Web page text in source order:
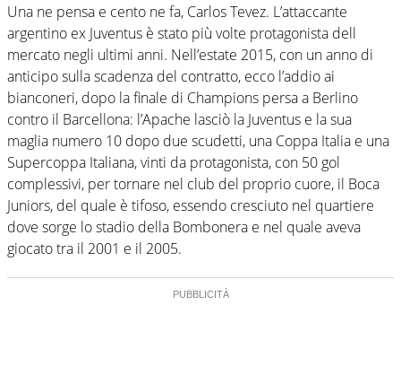
Una ne pensa e cento ne fa, Carlos Tevez. L’attaccante
argentino ex Juventus è stato più volte protagonista dell
mercato negli ultimi anni. Nell’estate 2015, con un anno di
anticipo sulla scadenza del contratto, ecco l’addio ai
bianconeri, dopo la finale di Champions persa a Berlino
contro il Barcellona: l’Apache lasciò la Juventus e la sua
maglia numero 10 dopo due scudetti, una Coppa Italia e una
Supercoppa Italiana, vinti da protagonista, con 50 gol
complessivi, per tornare nel club del proprio cuore, il Boca
Juniors, del quale è tifoso, essendo cresciuto nel quartiere
dove sorge lo stadio della Bombonera e nel quale aveva
giocato tra il 2001 e il 2005.